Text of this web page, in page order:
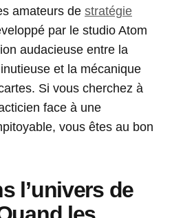
amateurs de stratégie
par le studio Atom
audacieuse entre la
et la mécanique
Si vous cherchez à
face à une
vous êtes au bon
l’univers de